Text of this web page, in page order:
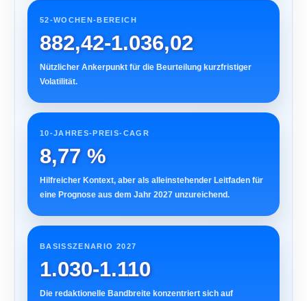
52-WOCHEN-BEREICH
882,42-1.036,02
Nützlicher Ankerpunkt für die Beurteilung kurzfristiger
Volatilität.
10-JAHRES-PREIS-CAGR
8,77 %
Hilfreicher Kontext, aber als alleinstehender Leitfaden für
eine Prognose aus dem Jahr 2027 unzureichend.
BASISSZENARIO 2027
1.030-1.110
Die redaktionelle Bandbreite konzentriert sich auf